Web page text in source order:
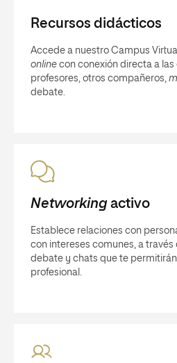
Recursos didácticos
Accede a nuestro Campus
online con conexión directa a las
profesores, otros compañeros,
debate.
Networkingactivo
Establece relaciones con
con intereses comunes, a través
debate y chats que te
profesional.